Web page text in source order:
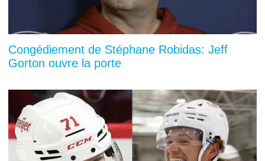
Congédiement de Stéphane Robidas: Jeff
Gorton ouvre la porte